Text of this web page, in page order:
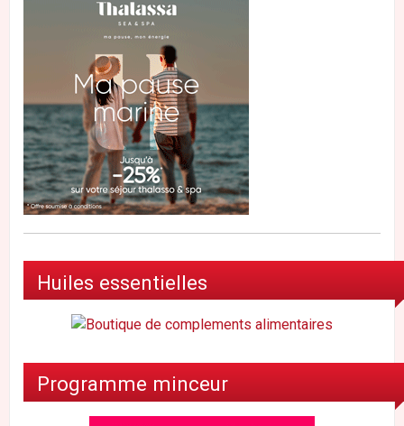
Huiles essentielles
Programme minceur